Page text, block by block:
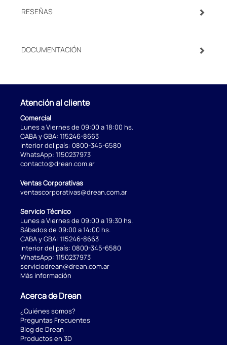
RESEÑAS
DOCUMENTACIÓN
Atención al cliente
Comercial
Lunes a Viernes de 09:00 a 18:00 hs.
CABA y GBA: 115246-8663
Interior del país: 0800-345-6580
WhatsApp: 1150237973
contacto@drean.com.ar
Ventas Corporativas
ventascorporativas@drean.com.ar
Servicio Técnico
Lunes a Viernes de 09:00 a 19:30 hs.
Sábados de 09:00 a 14:00 hs.
CABA y GBA: 115246-8663
Interior del país: 0800-345-6580
WhatsApp: 1150237973
serviciodrean@drean.com.ar
Más información
Acerca de Drean
¿Quiénes somos?
Preguntas Frecuentes
Blog de Drean
Productos en 3D